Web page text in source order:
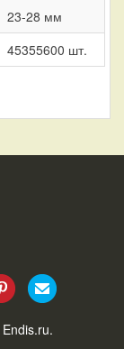
23-28 мм
45355600 шт.
Endis.ru.